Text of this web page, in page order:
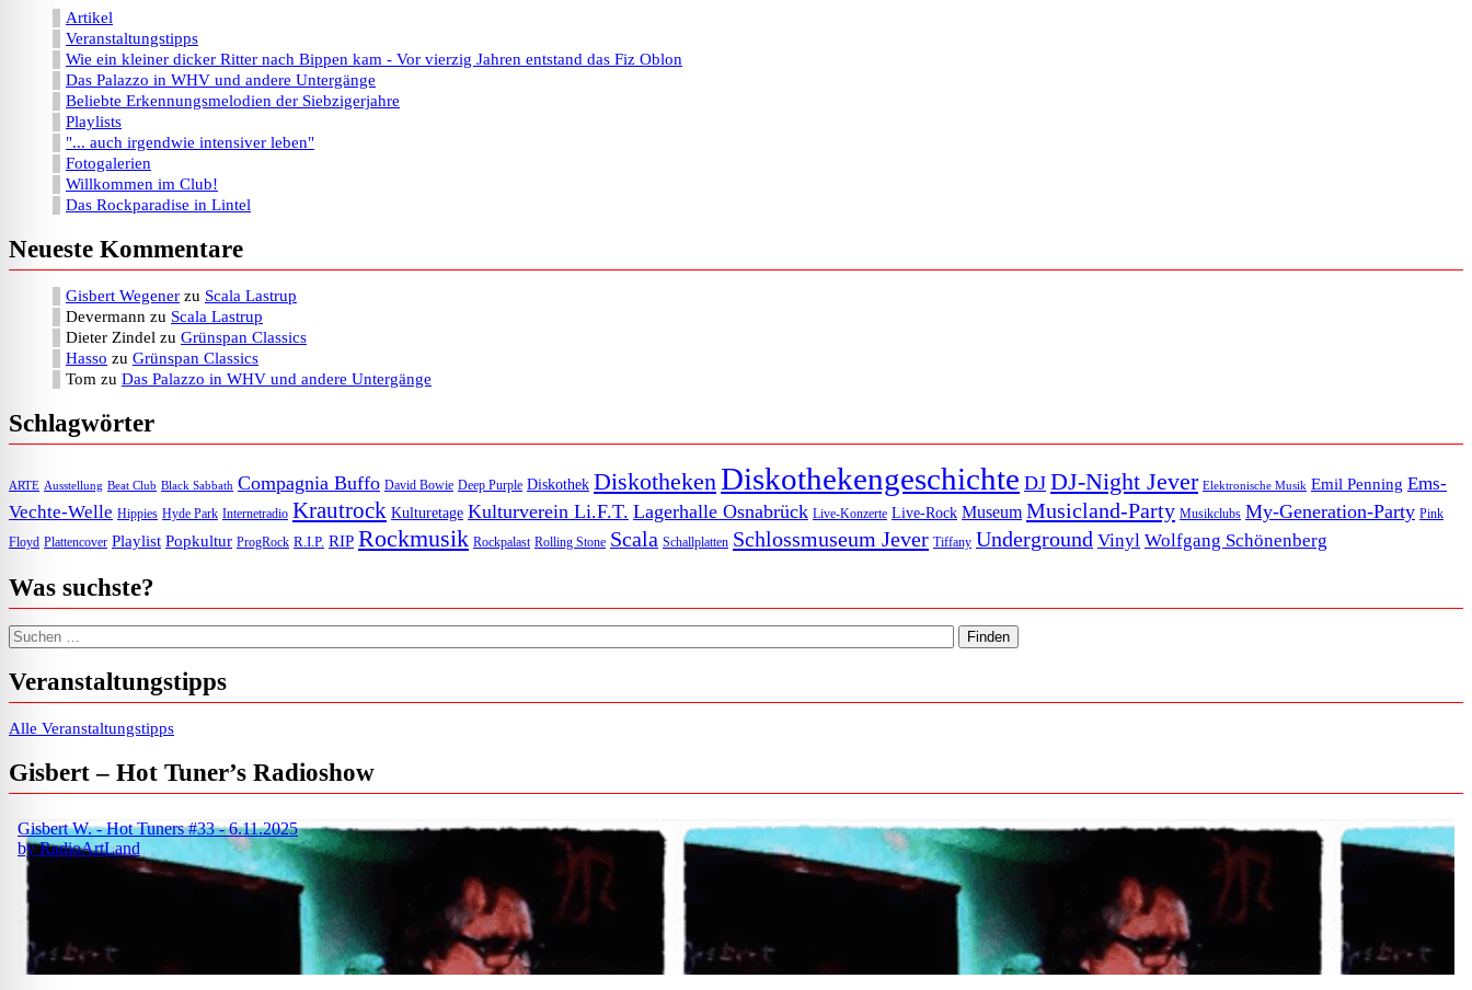
Artikel
Veranstaltungstipps
Wie ein kleiner dicker Ritter nach Bippen kam - Vor vierzig Jahren entstand das Fiz Oblon
Das Palazzo in WHV und andere Untergänge
Beliebte Erkennungsmelodien der Siebzigerjahre
Playlists
"... auch irgendwie intensiver leben"
Fotogalerien
Willkommen im Club!
Das Rockparadise in Lintel
Neueste Kommentare
Gisbert Wegener zu Scala Lastrup
Devermann zu Scala Lastrup
Dieter Zindel zu Grünspan Classics
Hasso zu Grünspan Classics
Tom zu Das Palazzo in WHV und andere Untergänge
Schlagwörter
ARTE Ausstellung Beat Club Black Sabbath Compagnia Buffo David Bowie Deep Purple Diskothek DiskothekenDiskothekengeschichte DJ DJ-Night Jever Elektronische Musik Emil Penning Ems-
Vechte-Welle Hippies Hyde Park Internetradio Krautrock Kulturetage Kulturverein Li.F.T. Lagerhalle Osnabrück Live-Konzerte Live-Rock Museum Musicland-Party Musikclubs My-Generation-Party Pink
Floyd Plattencover Playlist Popkultur ProgRock R.I.P. RIP Rockmusik Rockpalast Rolling Stone Scala Schallplatten Schlossmuseum Jever Tiffany Underground Vinyl Wolfgang Schönenberg
Was suchste?
Suchen nach:
Veranstaltungstipps
Alle Veranstaltungstipps
Gisbert – Hot Tuner’s Radioshow